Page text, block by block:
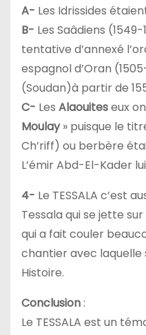
A- Les Idrissides
B- Les Saâdiens
tentative d’annexé
espagnol d’Oran
(Soudan)à partir de
C- Les Alaouiteseux
Moulay» puisque le
Ch’riff) ou berbère
L’émir Abd-El-Kader
4- Le TESSALA c’est
Tessala qui se jette
qui a fait couler
chantier avec laquelle
Histoire.
Conclusion:
Le TESSALA est un